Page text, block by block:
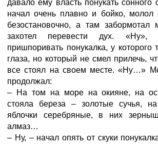
давало ему власть понукать сонного
начал очень плавно и бойко, молол
безостановочно, а там забормотал
захотел перевести дух.
пришпоривать понукалка, у которого
глаза, но который не смел прилечь,
все стоял на своем месте. «Ну…»
продолжал:
– На том на море на окияне, на
стояла береза – золотые сучья,
яблочки серебряные, в них
алмаз…
– Ну, – начал опять от скуки